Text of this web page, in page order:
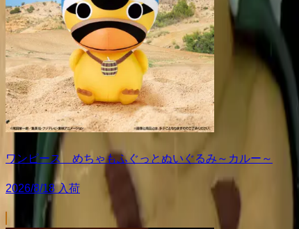
ワンピース めちゃもふぐっとぬいぐるみ～カルー～
2026/8/18 入荷